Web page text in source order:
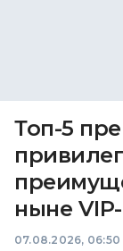
Топ-5
ныне
07.08.2026, 06:50